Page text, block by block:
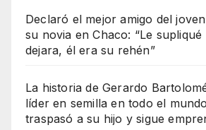
Declaró el mejor amigo del
su novia en Chaco: “Le
dejara, él era su rehén”
La historia de Gerardo
líder en semilla en todo el
traspasó a su hijo y sigue